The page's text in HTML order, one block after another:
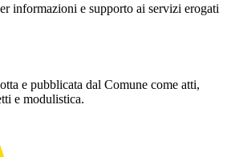
informazioni e supporto ai servizi erogati
e pubblicata dal Comune come atti,
e modulistica.